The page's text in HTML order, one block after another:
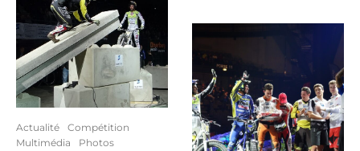
Actualité
Compétition
Multimédia
Photos